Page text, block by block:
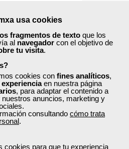
usa cookies
fragmentos de texto que los
al navegador con el objetivo de
tu visita.
cookies con fines analíticos,
en nuestra página
, para adaptar el contenido a
anuncios, marketing y
consultando cómo trata
.
cookies para que tu experiencia
Gratuito
50 horas
Ver curso
2 254